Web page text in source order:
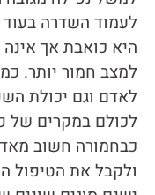
לעמוד השדרה בעוד
היא כואבת אך
למצב חמור יותר.
לאדם וגם יכולת
לכולם במקרים של
כבחמורה חשוב
ולקבל את הטיפול